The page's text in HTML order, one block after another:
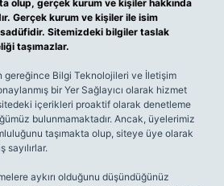
olup, gerçek kurum ve kişiler hakkında
Gerçek kurum ve kişiler ile isim
Sitemizdeki bilgiler taslak
taşımazlar.
gereğince Bilgi Teknolojileri ve İletişim
bir Yer Sağlayıcı olarak hizmet
içerikleri proaktif olarak denetleme
bulunmamaktadır. Ancak, üyelerimiz
taşımakta olup, siteye üye olarak
sayılırlar.
aykırı olduğunu düşündüğünüz